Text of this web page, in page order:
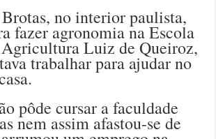
no interior paulista,
fazer agronomia na Escola
Luiz de Queiroz,
trabalhar para ajudar no
pôde cursar a faculdade
nem assim afastou-se de